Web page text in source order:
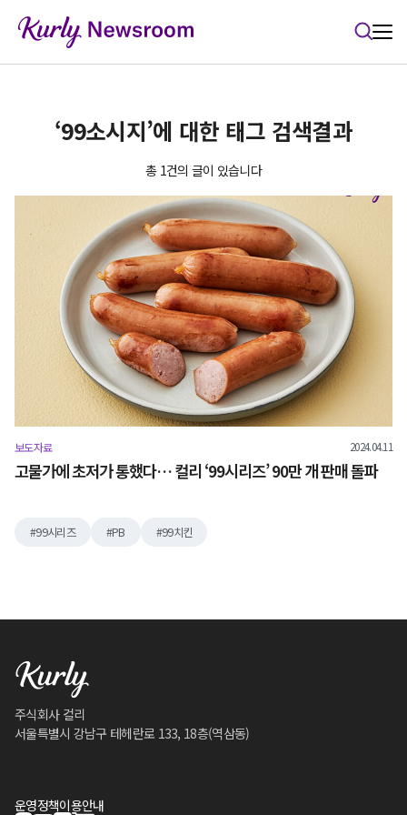
‘99소시지’에 대한 태그 검색결과
총 1건의 글이 있습니다
보도자료 2024.04.11
고물가에 초저가 통했다… 컬리 ‘99시리즈’ 90만 개 판매 돌파
99시리즈 PB 99치킨
주식회사 컬리
서울특별시 강남구 테헤란로 133, 18층(역삼동)
운영정책이용안내